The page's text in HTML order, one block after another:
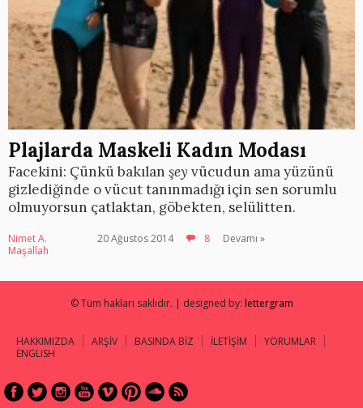
Plajlarda Maskeli Kadın Modası
Facekini: Çünkü bakılan şey vücudun ama yüzünü
gizlediğinde o vücut tanınmadığı için sen sorumlu
olmuyorsun çatlaktan, göbekten, selülitten.
Nimet A.
Maşallah
20 Ağustos 2014 8 Devamı »
© Tüm hakları saklıdır. | designed by: lettergram
HAKKIMIZDA ARŞİV BASINDA BİZ İLETİŞİM
YORUMLAR
ENGLISH